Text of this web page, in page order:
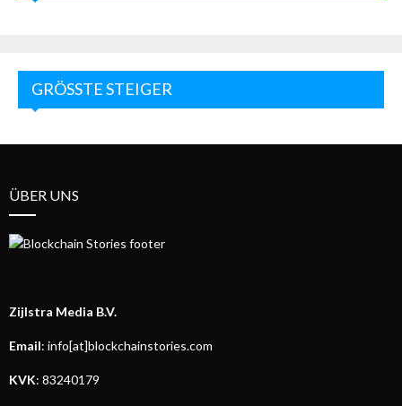
GRÖSSTE STEIGER
ÜBER UNS
Zijlstra Media B.V.
Email: info[at]blockchainstories.com
KVK: 83240179